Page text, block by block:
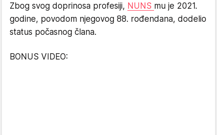
Zbog svog doprinosa profesiji, NUNS mu je 2021.
godine, povodom njegovog 88. rođendana, dodelio
status počasnog člana.
BONUS VIDEO: